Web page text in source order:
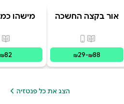
מודפס, דיגיטלי
אור בקצה החשכה
פורמטים זמינים מודפס,
₪29-₪88
מישהו
₪82
הצג את כל פנטזיה